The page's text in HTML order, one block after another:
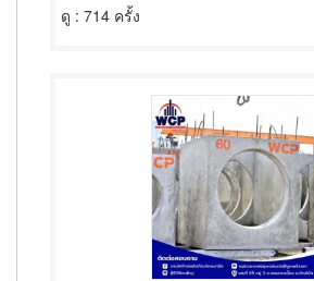
ดู : 714 ครั้ง